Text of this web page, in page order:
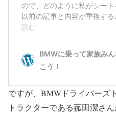
ですが、BMWドライバーズ
トラクターである菰田潔さ